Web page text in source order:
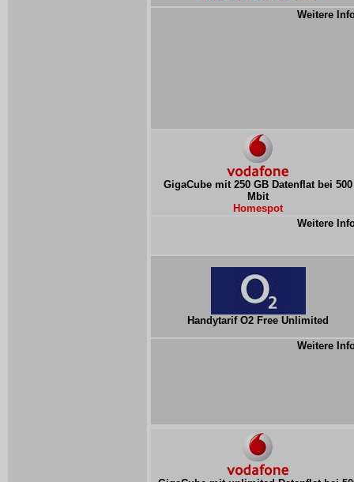
Weitere
GigaCube mit 250 GB Datenflat bei 500
Mbit
Homespot
Weitere
Handytarif O2 Free Unlimited
Weitere